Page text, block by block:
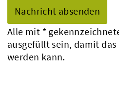
Alle mit *
ausgefüllt sein, damit
werden kann.